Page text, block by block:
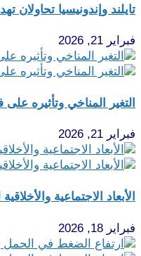
تايلند وإندونيسيا تحاولان
فبراير 21, 2026
التغير المناخي وتأثيره على
فبراير 21, 2026
الأبعاد الاجتماعية
فبراير 18, 2026